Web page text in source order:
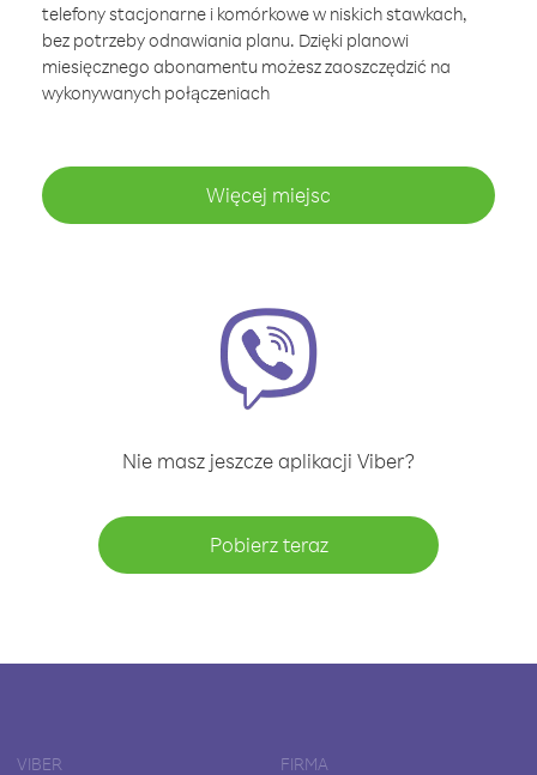
telefony stacjonarne i komórkowe w niskich stawkach,
bez potrzeby odnawiania planu. Dzięki planowi
miesięcznego abonamentu możesz zaoszczędzić na
wykonywanych połączeniach
Więcej miejsc
Nie masz jeszcze aplikacji Viber?
Pobierz teraz
VIBER FIRMA